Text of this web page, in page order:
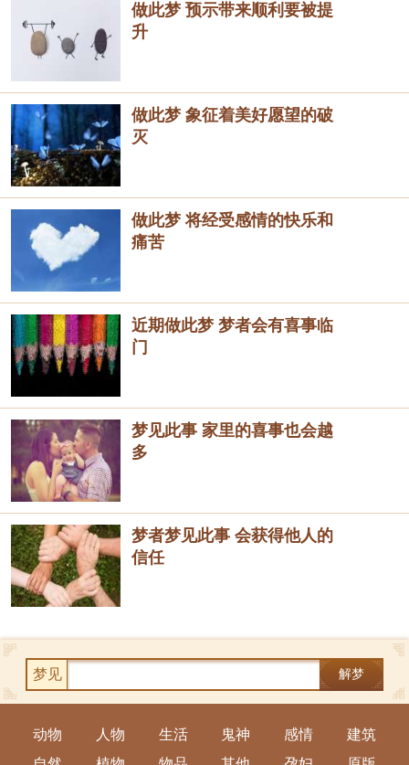
做此梦 预示带来顺利要被提
升
做此梦 象征着美好愿望的破
灭
做此梦 将经受感情的快乐和
痛苦
近期做此梦 梦者会有喜事临
门
梦见此事 家里的喜事也会越
多
梦者梦见此事 会获得他人的
信任
梦见 解梦
动物 人物 生活 鬼神 感情
建筑